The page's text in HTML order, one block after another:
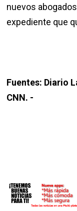
nuevos
expediente que
Fuentes: Diario
CNN. -